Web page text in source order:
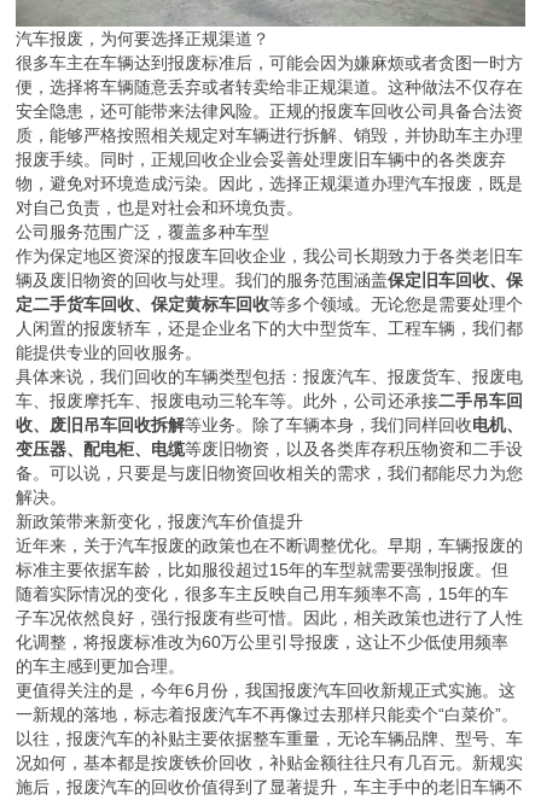
汽车报废，为何要选择正规渠道？
很多车主在车辆达到报废标准后，可能会因为嫌麻烦或者贪图一时方
便，选择将车辆随意丢弃或者转卖给非正规渠道。这种做法不仅存在
安全隐患，还可能带来法律风险。正规的报废车回收公司具备合法资
质，能够严格按照相关规定对车辆进行拆解、销毁，并协助车主办理
报废手续。同时，正规回收企业会妥善处理废旧车辆中的各类废弃
物，避免对环境造成污染。因此，选择正规渠道办理汽车报废，既是
对自己负责，也是对社会和环境负责。
公司服务范围广泛，覆盖多种车型
作为保定地区资深的报废车回收企业，我公司长期致力于各类老旧车
辆及废旧物资的回收与处理。我们的服务范围涵盖保定旧车回收、保
定二手货车回收、保定黄标车回收等多个领域。无论您是需要处理个
人闲置的报废轿车，还是企业名下的大中型货车、工程车辆，我们都
能提供专业的回收服务。
具体来说，我们回收的车辆类型包括：报废汽车、报废货车、报废电
车、报废摩托车、报废电动三轮车等。此外，公司还承接二手吊车回
收、废旧吊车回收拆解等业务。除了车辆本身，我们同样回收电机、
变压器、配电柜、电缆等废旧物资，以及各类库存积压物资和二手设
备。可以说，只要是与废旧物资回收相关的需求，我们都能尽力为您
解决。
新政策带来新变化，报废汽车价值提升
近年来，关于汽车报废的政策也在不断调整优化。早期，车辆报废的
标准主要依据车龄，比如服役超过15年的车型就需要强制报废。但
随着实际情况的变化，很多车主反映自己用车频率不高，15年的车
子车况依然良好，强行报废有些可惜。因此，相关政策也进行了人性
化调整，将报废标准改为60万公里引导报废，这让不少低使用频率
的车主感到更加合理。
更值得关注的是，今年6月份，我国报废汽车回收新规正式实施。这
一新规的落地，标志着报废汽车不再像过去那样只能卖个“白菜价”。
以往，报废汽车的补贴主要依据整车重量，无论车辆品牌、型号、车
况如何，基本都是按废铁价回收，补贴金额往往只有几百元。新规实
施后，报废汽车的回收价值得到了显著提升，车主手中的老旧车辆不